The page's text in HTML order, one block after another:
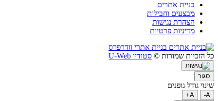
בניית אתרים
מבצעים וחבילות
הצהרת נגישות
מדיניות פרטיות
בניית אתרי וודרפרס
כל הזכיות שמורות © סטודיו U-Web
סגור
שינוי גודל גופנים
A-
A+